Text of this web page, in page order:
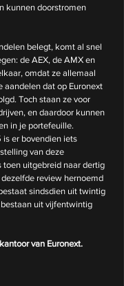
kunnen doorstromen
belegt, komt al snel
de AEX, de AMX en
omdat ze allemaal
aandelen dat op Euronext
Toch staan ze voor
en daardoor kunnen
in je portefeuille.
er bovendien iets
van deze
toen uitgebreid naar dertig
review hernoemd
sindsdien uit twintig
uit vijfentwintig
van Euronext.